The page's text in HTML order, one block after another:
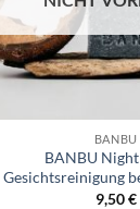
BANBU
BANBU
Gesichtsreinigung
9,50€